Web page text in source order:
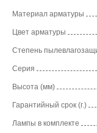
Материал арматуры
Цвет арматуры
Степень
Серия
Высота (мм)
Гарантийный срок (г.)
Лампы в комплекте